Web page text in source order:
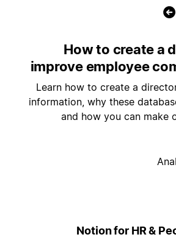
How to
improve
Learn how to create a
information, why these
and how you can
Notion for HR